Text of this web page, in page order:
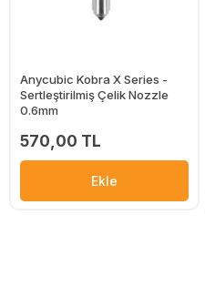
Anycubic Kobra X Series -
Sertleştirilmiş Çelik Nozzle
0.6mm
570,00 TL
Ekle